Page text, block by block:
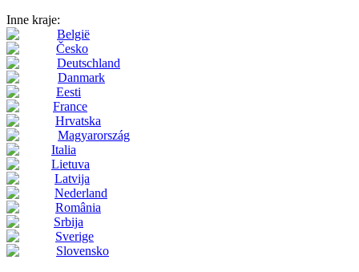
Inne kraje:
België
Česko
Deutschland
Danmark
Eesti
France
Hrvatska
Magyarország
Italia
Lietuva
Latvija
Nederland
România
Srbija
Sverige
Slovensko